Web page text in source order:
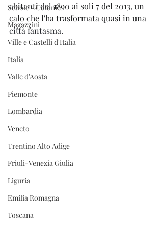
Scuole - Colonie
Magazzini
Ville e Castelli d'Italia
Italia
Valle d'Aosta
Piemonte
Lombardia
Veneto
Trentino Alto Adige
Friuli-Venezia Giulia
Liguria
Emilia Romagna
Toscana
abitanti del 1890 ai soli 7 del 2013, un
calo che l'ha trasformata quasi in una
città fantasma.